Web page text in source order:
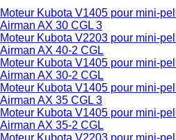
Moteur Kubota V1405 pour mini-
Airman AX 30 CGL 3
Moteur Kubota V2203 pour mini-
Airman AX 40-2 CGL
Moteur Kubota V1405 pour mini-
Airman AX 30-2 CGL
Moteur Kubota V1405 pour mini-
Airman AX 35 CGL 3
Moteur Kubota V1405 pour mini-
Airman AX 35-2 CGL